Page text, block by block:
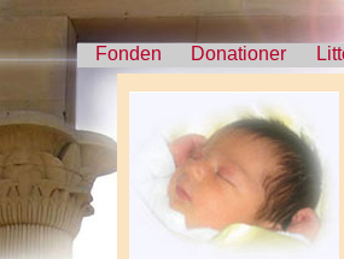
Fonden Donationer